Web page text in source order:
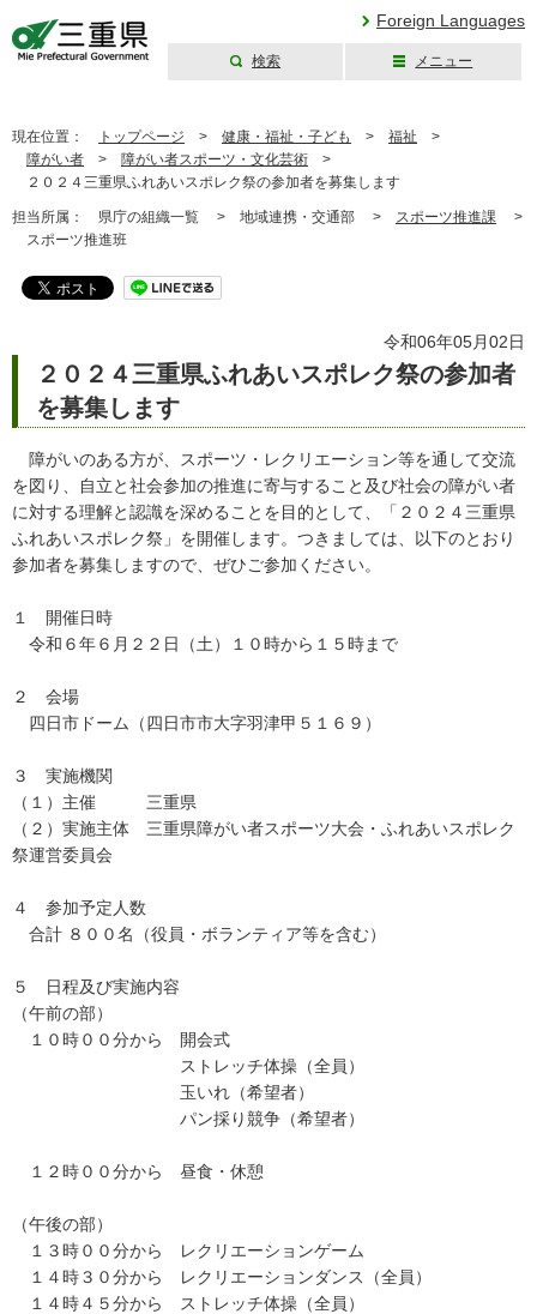
Foreign Languages
検索 メニュー
現在位置： トップページ > 健康・福祉・子ども > 福祉 >
障がい者 > 障がい者スポーツ・文化芸術 >
２０２４三重県ふれあいスポレク祭の参加者を募集します
担当所属： 県庁の組織一覧 > 地域連携・交通部 > スポーツ推進課 >
スポーツ推進班
令和06年05月02日
２０２４三重県ふれあいスポレク祭の参加者
を募集します
障がいのある方が、スポーツ・レクリエーション等を通して交流
を図り、自立と社会参加の推進に寄与すること及び社会の障がい者
に対する理解と認識を深めることを目的として、「２０２４三重県
ふれあいスポレク祭」を開催します。つきましては、以下のとおり
参加者を募集しますので、ぜひご参加ください。
１ 開催日時
令和６年６月２２日（土）１０時から１５時まで
２ 会場
四日市ドーム（四日市市大字羽津甲５１６９）
３ 実施機関
（１）主催 三重県
（２）実施主体 三重県障がい者スポーツ大会・ふれあいスポレク
祭運営委員会
４ 参加予定人数
合計 ８００名（役員・ボランティア等を含む）
５ 日程及び実施内容
（午前の部）
１０時００分から 開会式
ストレッチ体操（全員）
玉いれ（希望者）
パン採り競争（希望者）
１２時００分から 昼食・休憩
（午後の部）
１３時００分から レクリエーションゲーム
１４時３０分から レクリエーションダンス（全員）
１４時４５分から ストレッチ体操（全員）